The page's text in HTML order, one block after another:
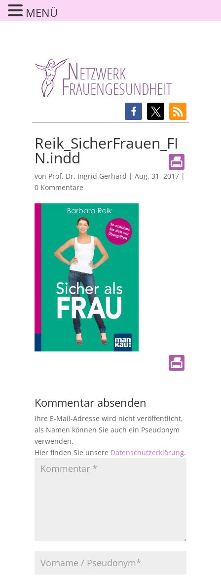
Reik_SicherFrauen_FI
N.indd
von Prof. Dr. Ingrid Gerhard | Aug. 31, 2017|
0 Kommentare
Kommentar absenden
Ihre E-Mail-Adresse wird nicht veröffentlicht,
als Namen können Sie auch ein Pseudonym
verwenden.
Hier finden Sie unsere Datenschutzerklärung.
MENÜ